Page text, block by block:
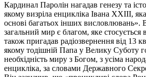
Кардинал Паролін нагадав генезу та
якому визріла енцикліка Івана ХХІІІ,
основі багатьох інших висловлювань».
загальний мир є благом, яке стосується
також пригадав радіозвернення від 13
якому тодішній Папа у Велику Суботу
необхідність миру з Богом, з усіма
енцикліка, за словами Державного